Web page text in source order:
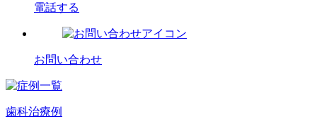
電話する
お問い合わせ
歯科治療例